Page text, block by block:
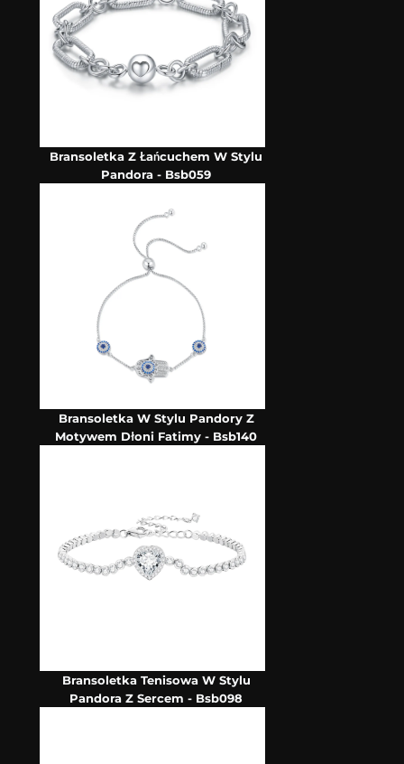
Bransoletka Z Łańcuchem W Stylu
Pandora - Bsb059
Bransoletka W Stylu Pandory Z
Motywem Dłoni Fatimy - Bsb140
Bransoletka Tenisowa W Stylu
Pandora Z Sercem - Bsb098